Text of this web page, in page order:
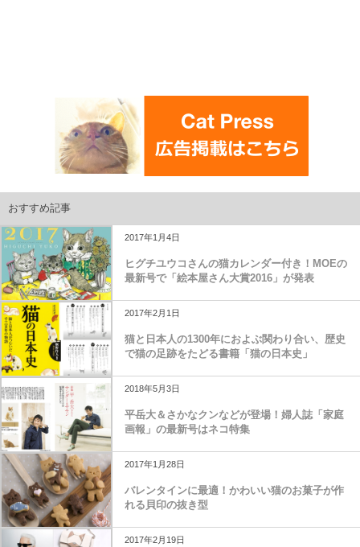
おすすめ記事
2017年1月4日
ヒグチユウコさんの猫カレンダー付き！MOEの
最新号で「絵本屋さん大賞2016」が発表
2017年2月1日
猫と日本人の1300年におよぶ関わり合い、歴史
で猫の足跡をたどる書籍「猫の日本史」
2018年5月3日
平岳大＆さかなクンなどが登場！婦人誌「家庭
画報」の最新号はネコ特集
2017年1月28日
バレンタインに最適！かわいい猫のお菓子が作
れる貝印の抜き型
2017年2月19日